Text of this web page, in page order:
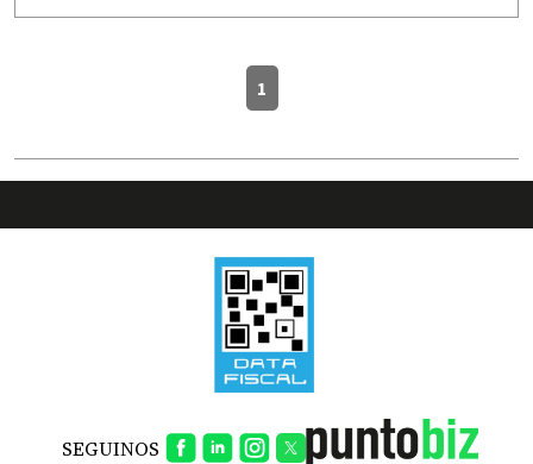
1
SEGUINOS